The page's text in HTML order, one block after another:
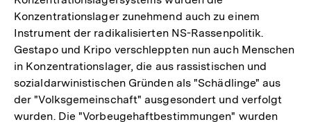
Konzentrationslager zunehmend auch zu einem
Instrument der radikalisierten NS-Rassenpolitik.
Gestapo und Kripo verschleppten nun auch Menschen
in Konzentrationslager, die aus rassistischen und
sozialdarwinistischen Gründen als "Schädlinge" aus
der "Volksgemeinschaft" ausgesondert und verfolgt
wurden. Die "Vorbeugehaftbestimmungen" wurden